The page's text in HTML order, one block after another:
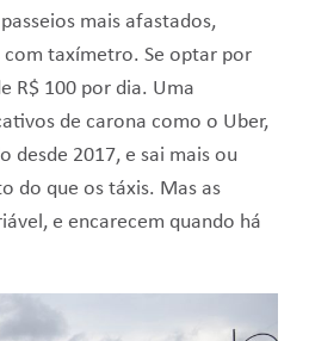
mais afastados,
taxímetro. Se optar por
R$ 100 por dia. Uma
de carona como o Uber,
desde 2017, e sai mais ou
do que os táxis. Mas as
e encarecem quando há